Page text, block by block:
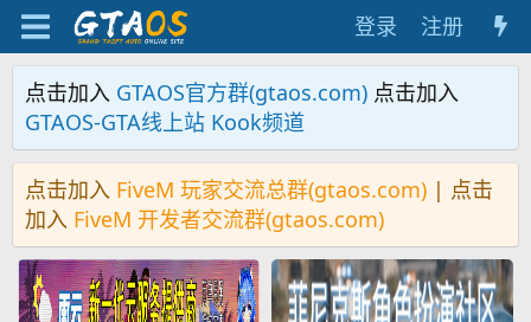
登录 注册
点击加入 GTAOS官方群(gtaos.com) 点击加入
GTAOS-GTA线上站 Kook频道
点击加入 FiveM 玩家交流总群(gtaos.com) | 点击
加入 FiveM 开发者交流群(gtaos.com)